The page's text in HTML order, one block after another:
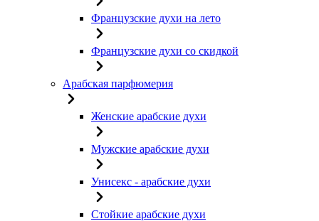
Французские духи на лето
Французские духи со скидкой
Арабская парфюмерия
Женские арабские духи
Мужские арабские духи
Унисекс - арабские духи
Стойкие арабские духи